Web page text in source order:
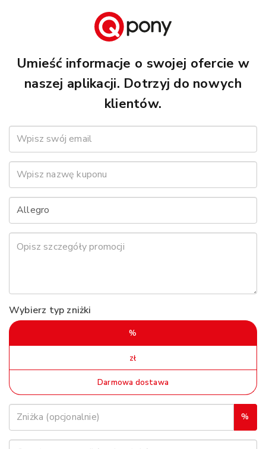
Umieść informacje o swojej ofercie w
naszej aplikacji. Dotrzyj do nowych
klientów.
Wybierz typ zniżki
%
zł
Darmowa dostawa
%